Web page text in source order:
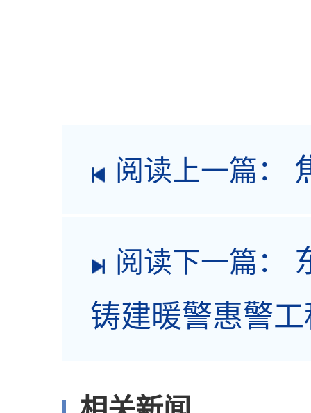
阅读上一篇：
阅读下一篇：
铸建暖警惠警